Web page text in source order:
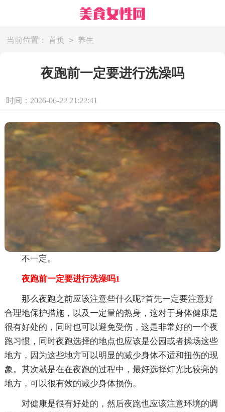
当前位置： 首页 > 养生
夜跑前一定要进行洗澡吗
时间：2026-06-22 21:22:41
不一定。
夜跑前一定要进行洗澡吗1
那么夜跑之前应该注意些什么呢?首先一定要注意好
合理地保护措施，以及一定量的热身，这对于身体健康是
很有好处的，同时也可以避免受伤，这是非常好的一个夜
跑习惯，同时夜跑选择的地点也应该是公园或者操场这些
地方，因为这些地方可以明显的减少身体不适和扭伤的现
象。其次就是在在夜跑的过程中，最好选择灯光比较亮的
地方，可以很有效的减少身体损伤。
对健康是很有好处的，然后夜跑也应该注意环境的调